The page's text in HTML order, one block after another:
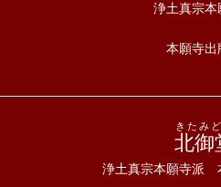
浄土真宗本
本願寺出
北御
きたみ
浄土真宗本願寺派